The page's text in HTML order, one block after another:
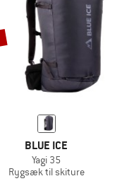
BLUE ICE
Yagi 35
Rygsæk til skiture